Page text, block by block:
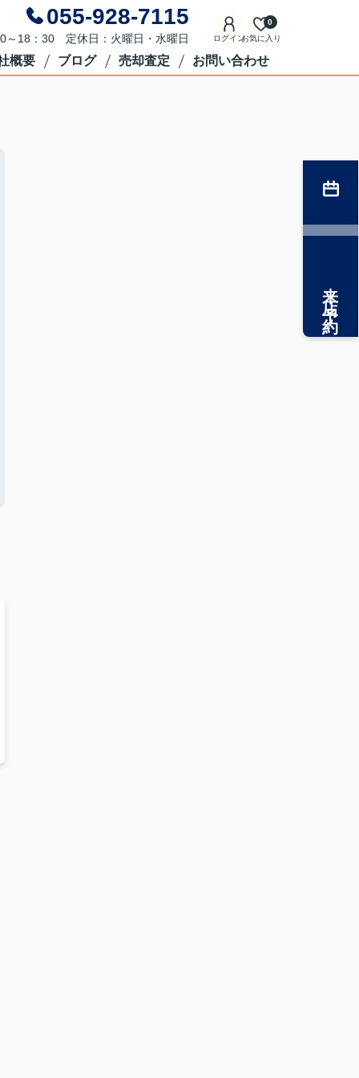
055-928-7115
～18：30 定休日：火曜日・水曜日 ログインお気に入り
0
概要 ブログ 売却査定 お問い合わせ
来店予約